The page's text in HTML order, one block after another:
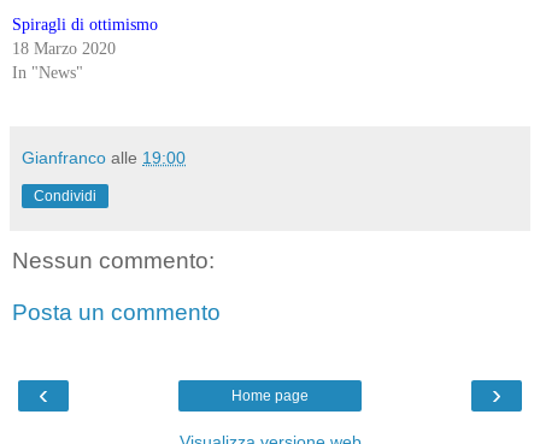
Spiragli di ottimismo
18 Marzo 2020
In "News"
Gianfranco alle 19:00
Condividi
Nessun commento:
Posta un commento
‹ ›
Home page